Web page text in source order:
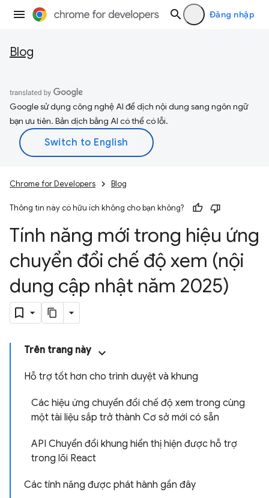
Đăng nhập
Blog
Google sử dụng công nghệ AI để dịch nội dung sang ngôn ngữ
bạn ưu tiên. Bản dịch bằng AI có thể có lỗi.
Chrome for Developers Blog
Thông tin này có hữu ích không cho bạn không?
Tính năng mới trong hiệu ứng
chuyển đổi chế độ xem (nội
dung cập nhật năm 2025)
Trên trang này
Hỗ trợ tốt hơn cho trình duyệt và khung
Các hiệu ứng chuyển đổi chế độ xem trong cùng
một tài liệu sắp trở thành Cơ sở mới có sẵn
API Chuyển đổi khung hiển thị hiện được hỗ trợ
trong lõi React
Các tính năng được phát hành gần đây